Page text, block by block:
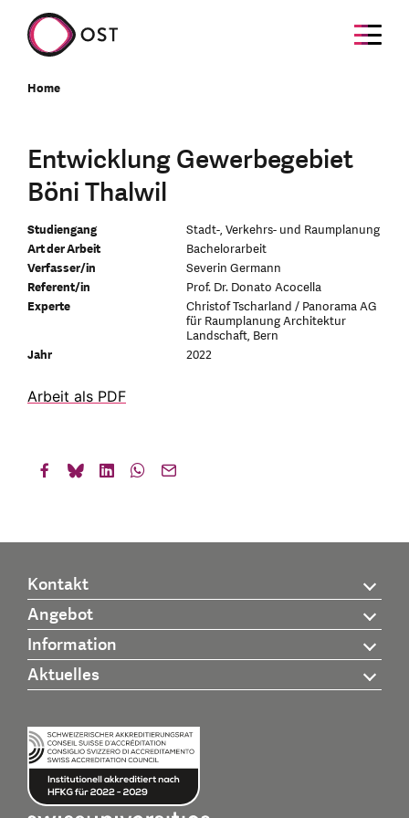
Home
Entwicklung Gewerbegebiet
Böni Thalwil
Studiengang
Stadt-, Verkehrs- und Raumplanung
Art der Arbeit
Bachelorarbeit
Verfasser/in
Severin Germann
Referent/in
Prof. Dr. Donato Acocella
Experte
Christof Tscharland / Panorama AG
für Raumplanung Architektur
Landschaft, Bern
Jahr
2022
Arbeit als PDF
Kontakt
Angebot
Information
Aktuelles